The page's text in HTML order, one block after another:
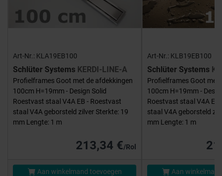
Art-Nr.: KLA19EB100
Schlüter Systems KERDI-LINE-A
Profielframes Goot met de afdekkingen
100cm H=19mm - Design Solid
Roestvast staal V4A EB - Roestvast
staal V4A geborsteld zilver Sterkte: 19
mm Lengte: 1 m
213,34 €/Rol
Aan winkelmand toevoegen
Art-Nr.: KLB19EB100
Schlüter Systems
Profielframes Goot met
100cm H=19mm -
Roestvast staal V4A EB
staal V4A geborsteld
mm Lengte: 1 m
Aan